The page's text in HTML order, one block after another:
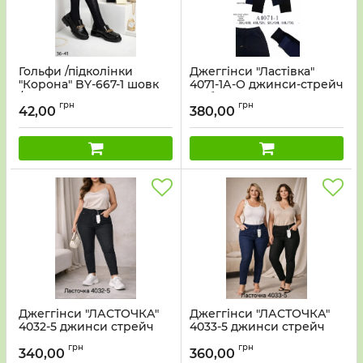
Гольфи /підколінки
"Корона" BY-667-1 шовк
/cotton, р. 36-41 -асорті -
(Молочні +чорні з
10 шт
42,00 грн
Джеггінси "Ластівка"
4071-1А-О джинси-стрейч
на байці, верх на
резинці, р. 3XL-4XL-(48-
380,00 грн
Джеггінси "ЛАСТОЧКА"
4032-5 джинси стрейч
кишені, р. 3XL-(48-50),
340,00 грн
Джеггінси "ЛАСТОЧКА"
4033-5 джинси стрейч
кишені, р. 6XL-(52-54),
360,00 грн